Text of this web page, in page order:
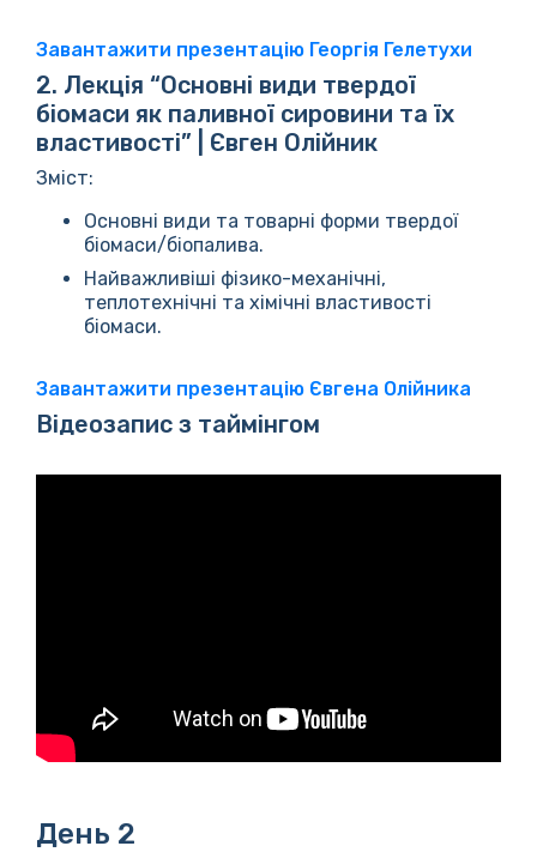
Завантажити презентацію Георгія Гелетухи
2. Лекція “Основні види твердої
біомаси як паливної сировини та їх
властивості” | Євген Олійник
Зміст:
Основні види та товарні форми твердої
біомаси/біопалива.
Найважливіші фізико-механічні,
теплотехнічні та хімічні властивості
біомаси.
Завантажити презентацію Євгена Олійника
Відеозапис з таймінгом
День 2